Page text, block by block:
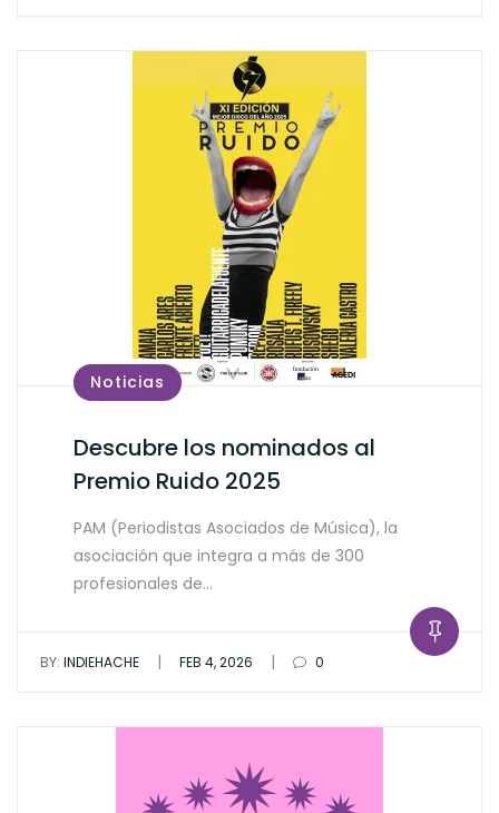
Noticias
Descubre los nominados al
Premio Ruido 2025
PAM (Periodistas Asociados de Música), la
asociación que integra a más de 300
profesionales de…
BY: INDIEHACHE | FEB 4, 2026 | 0